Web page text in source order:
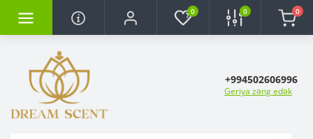
0 0 0
+994502606996
Geriya zəng edək